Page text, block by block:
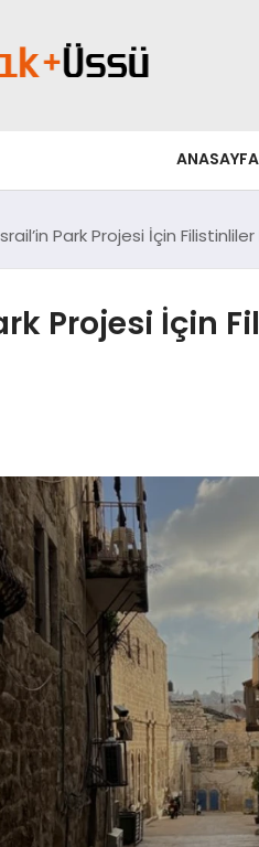
ANASAYFA
Park Projesi İçin
Projesi İçin